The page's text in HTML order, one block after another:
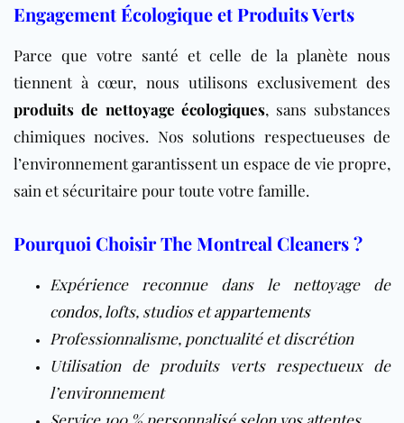
Engagement Écologique et Produits Verts
Parce que votre santé et celle de la planète nous
tiennent à cœur, nous utilisons exclusivement des
produits de nettoyage écologiques, sans substances
chimiques nocives. Nos solutions respectueuses de
l’environnement garantissent un espace de vie propre,
sain et sécuritaire pour toute votre famille.
Pourquoi Choisir The Montreal Cleaners ?
Expérience reconnue dans le nettoyage de
condos, lofts, studios etappartements
Professionnalisme, ponctualité et discrétion
Utilisation de produits verts respectueux de
l’environnement